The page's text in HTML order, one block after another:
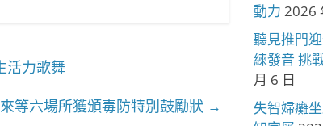
活力歌舞
等六場所獲頒毒防特別鼓勵狀 →
動力 2026
聽見推門
練發音 挑
月 6 日
失智婦癱